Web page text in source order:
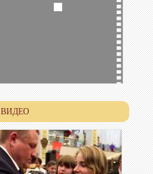
ВИДЕО